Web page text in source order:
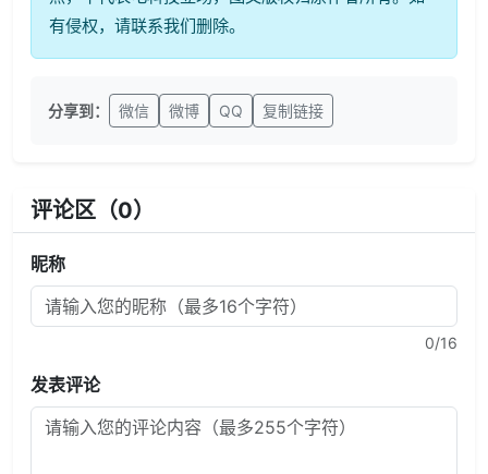
有侵权，请联系我们删除。
分享到： 微信 微博 QQ 复制链接
评论区（0）
昵称
0/16
发表评论